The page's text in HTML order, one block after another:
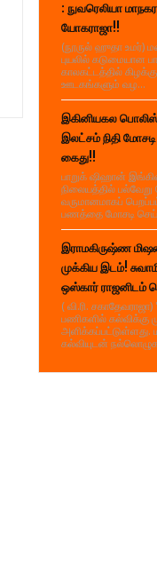
: நுவரெலியா
யோகராஜா!!
(நூருல் ஹுதா உமர்)
புயலில் கடுமையான
காலகட்டத்தில்
ஊடகங்களும் வழ...
இகினியகல பொலிஸ்
இலட்சம் நிதி
கைது!!
பாறுக் ஷிஹான்
நிலையத்தில்
வருமானமாகப்
பணத்தை மோசடி
இராமகிருஷ்ண
முக்கிய இடம்!
ஒஸ்கார் ராஜனிடம்
( வி.ரி.
பணிகளில் கல்விக்கு
கல்வியுடன்